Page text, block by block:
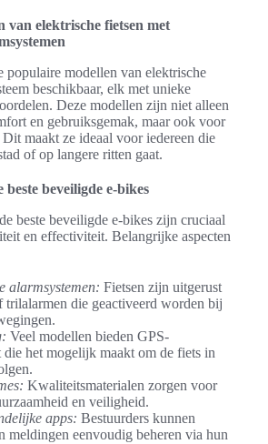
van elektrische fietsen met
populaire modellen van elektrische
beschikbaar, elk met unieke
Deze modellen zijn niet alleen
en gebruiksgemak, maar ook voor
maakt ze ideaal voor iedereen die
of op langere ritten gaat.
beveiligde e-bikes
beste beveiligde e-bikes zijn cruciaal
en effectiviteit. Belangrijke aspecten
alarmsystemen: Fietsen zijn uitgerust
trilalarmen die geactiveerd worden bij
Veel modellen bieden GPS-
het mogelijk maakt om de fiets in
Kwaliteitsmaterialen zorgen voor
en veiligheid.
apps: Bestuurders kunnen
meldingen eenvoudig beheren via hun